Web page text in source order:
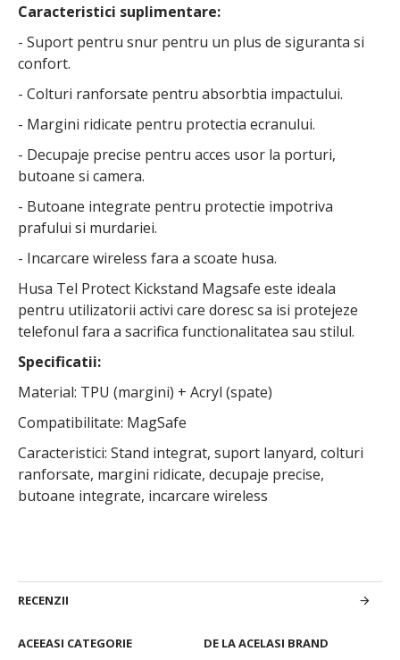
ACEEASI CATEGORIE DE LA ACELASI BRAND
Caracteristici suplimentare:
- Suport pentru snur pentru un plus de siguranta si
confort.
- Colturi ranforsate pentru absorbtia impactului.
- Margini ridicate pentru protectia ecranului.
- Decupaje precise pentru acces usor la porturi,
butoane si camera.
- Butoane integrate pentru protectie impotriva
prafului si murdariei.
- Incarcare wireless fara a scoate husa.
Husa Tel Protect Kickstand Magsafe este ideala
pentru utilizatorii activi care doresc sa isi protejeze
telefonul fara a sacrifica functionalitatea sau stilul.
Specificatii:
Material: TPU (margini) + Acryl (spate)
Compatibilitate: MagSafe
Caracteristici: Stand integrat, suport lanyard, colturi
ranforsate, margini ridicate, decupaje precise,
butoane integrate, incarcare wireless
RECENZII